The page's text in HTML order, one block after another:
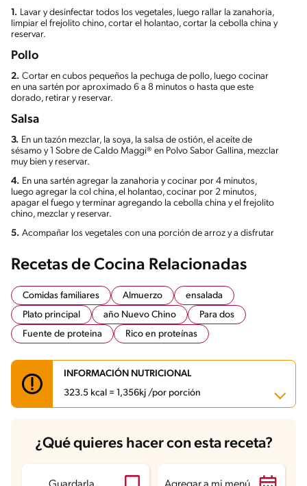
1. Lavar y desinfectar todos los vegetales, luego rallar la zanahoria,
limpiar el frejolito chino, cortar el holantao, cortar la cebolla china y
reservar.
Pollo
2. Cortar en cubos pequeños la pechuga de pollo, luego cocinar
en una sartén por aproximado 6 a 8 minutos o hasta que este
dorado, retirar y reservar.
Salsa
3. En un tazón mezclar, la soya, la salsa de ostión, el aceite de
sésamo y 1 Sobre de Caldo Maggi® en Polvo Sabor Gallina, mezclar
muy bien y reservar.
4. En una sartén agregar la zanahoria y cocinar por 4 minutos,
luego agregar la col china, el holantao, cocinar por 2 minutos,
apagar el fuego y terminar agregando la cebolla china y el frejolito
chino, mezclar y reservar.
5. Acompañar los vegetales con una porción de arroz y a disfrutar
Recetas de Cocina Relacionadas
Comidas familiares Almuerzo
ensalada
Plato principal
año Nuevo Chino
Para dos
Fuente de proteina
Rico en proteínas
INFORMACIÓN NUTRICIONAL
323.5 kcal = 1,356kj /por porción
Carbohidratos
36.1 g
Energía 323.5 kcal
Proteína
¿Qué quieres hacer con esta receta?